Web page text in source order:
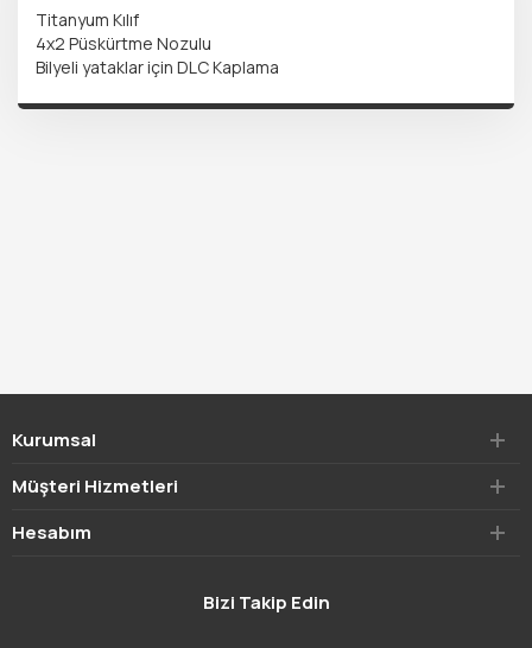
Titanyum Kılıf
4x2 Püskürtme Nozulu
Bilyeli yataklar için DLC Kaplama
Kurumsal
Müşteri Hizmetleri
Hesabım
Bizi Takip Edin